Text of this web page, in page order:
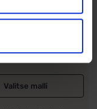
Valitse malli